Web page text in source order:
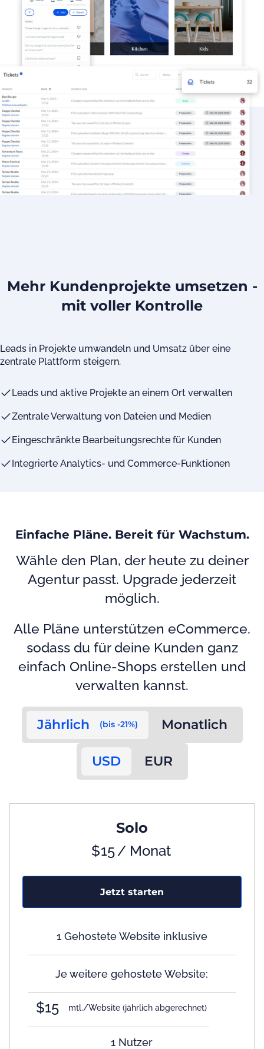
Mehr Kundenprojekte umsetzen -
mit voller Kontrolle
Leads in Projekte umwandeln und Umsatz über eine
zentrale Plattform steigern.
Leads und aktive Projekte an einem Ort verwalten
Zentrale Verwaltung von Dateien und Medien
Eingeschränkte Bearbeitungsrechte für Kunden
Integrierte Analytics- und Commerce-Funktionen
Einfache Pläne. Bereit für Wachstum.
Wähle den Plan, der heute zu deiner
Agentur passt. Upgrade jederzeit
möglich.
Alle Pläne unterstützen eCommerce,
sodass du für deine Kunden ganz
einfach Online-Shops erstellen und
verwalten kannst.
Jährlich (bis -21%) Monatlich
USD EUR
Solo
$15/ Monat
Jetzt starten
1 Gehostete Website inklusive
Je weitere gehostete Website:
$15 mtl./Website(jährlich abgerechnet)
1 Nutzer